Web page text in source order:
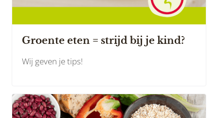
Groente eten = strijd bij je kind?
Wij geven je tips!